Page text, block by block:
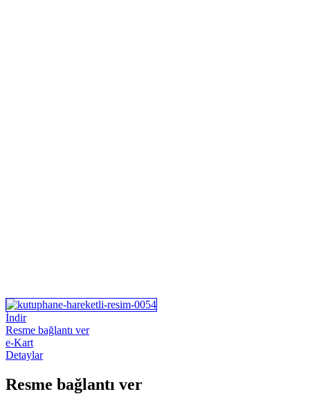
İndir
Resme bağlantı ver
e-Kart
Detaylar
Resme bağlantı ver